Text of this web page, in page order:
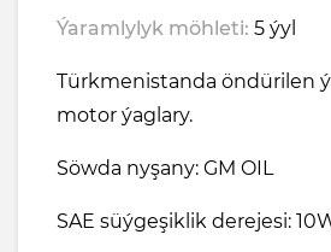
Ýaramlylyk möhleti: 5 ýyl
Türkmenistanda öndürilen
motor ýaglary.
Söwda nyşany: GM OIL
SAE süýgeşiklik derejesi: